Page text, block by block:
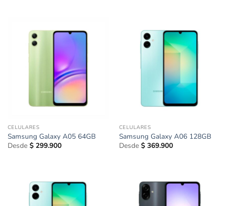
CELULARES
Samsung Galaxy A05 64GB
Desde $299.900
CELULARES
Samsung Galaxy A06 128GB
Desde $369.900